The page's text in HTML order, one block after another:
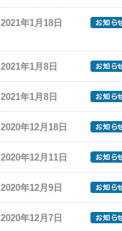
2021年1月18日
2021年1月8日
2021年1月8日
2020年12月18日
2020年12月11日
2020年12月9日
2020年12月7日